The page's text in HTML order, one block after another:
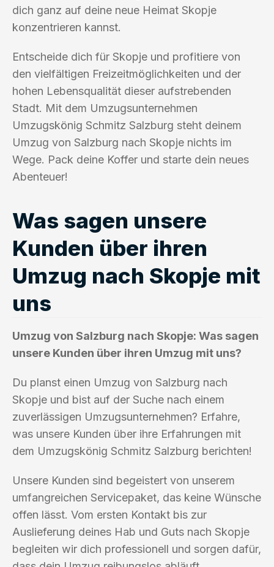
dich ganz auf deine neue Heimat Skopje
konzentrieren kannst.
Entscheide dich für Skopje und profitiere von
den vielfältigen Freizeitmöglichkeiten und der
hohen Lebensqualität dieser aufstrebenden
Stadt. Mit dem Umzugsunternehmen
Umzugskönig Schmitz Salzburg steht deinem
Umzug von Salzburg nach Skopje nichts im
Wege. Pack deine Koffer und starte dein neues
Abenteuer!
Was sagen unsere
Kunden über ihren
Umzug nach Skopje mit
uns
Umzug von Salzburg nach Skopje: Was sagen
unsere Kunden über ihren Umzug mit uns?
Du planst einen Umzug von Salzburg nach
Skopje und bist auf der Suche nach einem
zuverlässigen Umzugsunternehmen? Erfahre,
was unsere Kunden über ihre Erfahrungen mit
dem Umzugskönig Schmitz Salzburg berichten!
Unsere Kunden sind begeistert von unserem
umfangreichen Servicepaket, das keine Wünsche
offen lässt. Vom ersten Kontakt bis zur
Auslieferung deines Hab und Guts nach Skopje
begleiten wir dich professionell und sorgen dafür,